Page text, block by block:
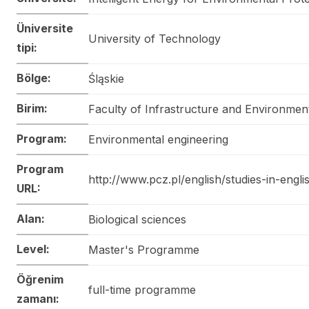
Üniversite
tipi:
University of Technology
Bölge: Śląskie
Birim: Faculty of Infrastructure and
Program: Environmental engineering
Program
URL:
http://www.pcz.pl/english/studies-in-
Alan: Biological sciences
Level: Master's Programme
Öğrenim
zamanı:
full-time programme